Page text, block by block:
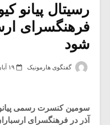
رسیتال پیانو
فرهنگسرای
شود
گفتگوی هارمونیک ۱۹ آبان ۱۳۹۶